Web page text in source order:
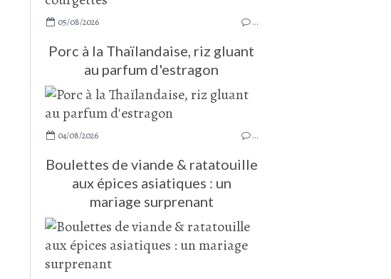
05/08/2026 …
Porc à la Thaïlandaise, riz gluant
au parfum d'estragon
04/08/2026 …
Boulettes de viande & ratatouille
aux épices asiatiques : un
mariage surprenant